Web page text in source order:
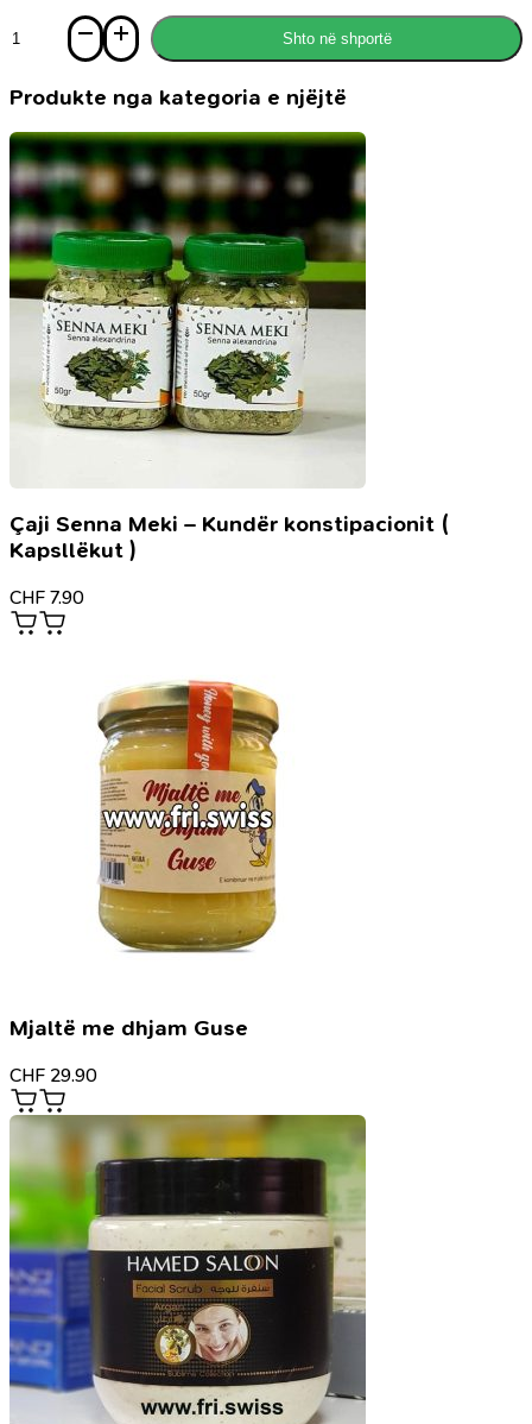
Tespih
ndryshëm
Shto në shportë
Produkte nga kategoria e njëjtë
Çaji Senna Meki – Kundër konstipacionit (
Kapsllëkut )
CHF 7.90
Mjaltë me dhjam Guse
CHF 29.90